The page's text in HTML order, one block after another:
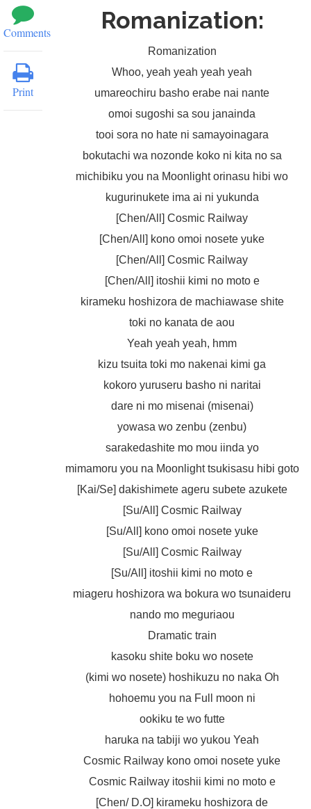
Comments
Print
Romanization:
Romanization
Whoo, yeah yeah yeah yeah
umareochiru basho erabe nai nante
omoi sugoshi sa sou janainda
tooi sora no hate ni samayoinagara
bokutachi wa nozonde koko ni kita no sa
michibiku you na Moonlight orinasu hibi wo
kugurinukete ima ai ni yukunda
[Chen/All] Cosmic Railway
[Chen/All] kono omoi nosete yuke
[Chen/All] Cosmic Railway
[Chen/All] itoshii kimi no moto e
kirameku hoshizora de machiawase shite
toki no kanata de aou
Yeah yeah yeah, hmm
kizu tsuita toki mo nakenai kimi ga
kokoro yuruseru basho ni naritai
dare ni mo misenai (misenai)
yowasa wo zenbu (zenbu)
sarakedashite mo mou iinda yo
mimamoru you na Moonlight tsukisasu hibi goto
[Kai/Se] dakishimete ageru subete azukete
[Su/All] Cosmic Railway
[Su/All] kono omoi nosete yuke
[Su/All] Cosmic Railway
[Su/All] itoshii kimi no moto e
miageru hoshizora wa bokura wo tsunaideru
nando mo meguriaou
Dramatic train
kasoku shite boku wo nosete
(kimi wo nosete) hoshikuzu no naka Oh
hohoemu you na Full moon ni
ookiku te wo futte
haruka na tabiji wo yukou Yeah
Cosmic Railway kono omoi nosete yuke
Cosmic Railway itoshii kimi no moto e
[Chen/ D.O] kirameku hoshizora de